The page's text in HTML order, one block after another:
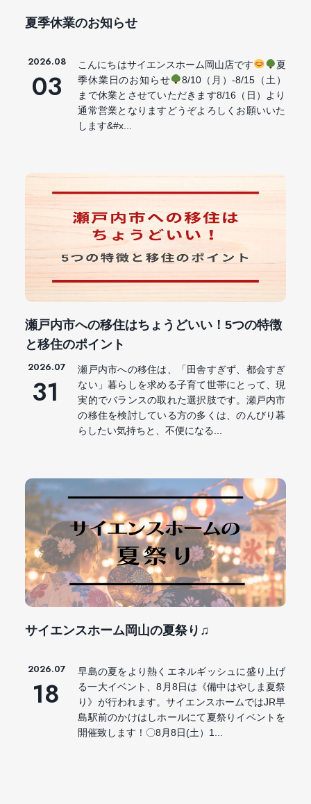
夏季休業のお知らせ
2026.08
03
こんにちはサイエンスホーム岡山店です
夏
季休業日のお知らせ
8/10（月）-8/15（土）
まで休業とさせていただきます8/16（日）より
通常営業となりますどうぞよろしくお願いいた
します&#x...
瀬戸内市への移住はちょうどいい！5つの特徴
と移住のポイント
2026.07
31
瀬戸内市への移住は、「田舎すぎず、都会すぎ
ない」暮らしを求める子育て世帯にとって、現
実的でバランスの取れた選択肢です。瀬戸内市
の移住を検討している方の多くは、のんびり暮
らしたい気持ちと、不便になる...
サイエンスホーム岡山の夏祭り♫
2026.07
18
早島の夏をより熱くエネルギッシュに盛り上げ
る一大イベント、8月8日は《備中はやしま夏祭
り》が行われます。サイエンスホームではJR早
島駅前のかけはしホールにて夏祭りイベントを
開催致します！〇8月8日(土）1...